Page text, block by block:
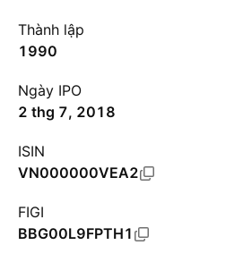
Thành lập
1990
Ngày IPO
2 thg 7, 2018
ISIN
VN000000VEA2
FIGI
BBG00L9FPTH1